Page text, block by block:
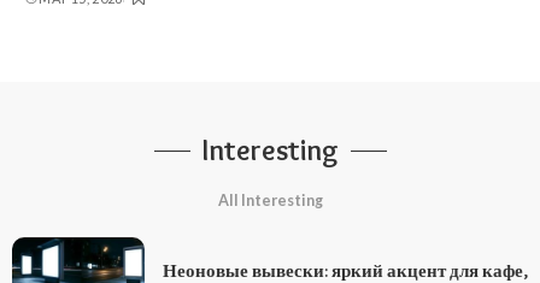
Interesting
All Interesting
Неоновые вывески: яркий акцент для кафе,